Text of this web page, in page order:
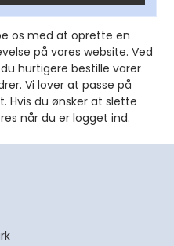
os med at oprette en
på vores website. Ved
hurtigere bestille varer
Vi lover at passe på
Hvis du ønsker at slette
når du er logget ind.